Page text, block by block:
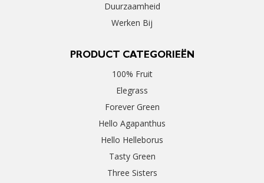
Duurzaamheid
Werken Bij
PRODUCT CATEGORIEËN
100% Fruit
Elegrass
Forever Green
Hello Agapanthus
Hello Helleborus
Tasty Green
Three Sisters